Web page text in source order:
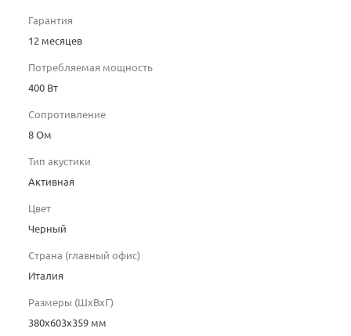
Гарантия
12 месяцев
Потребляемая мощность
400 Вт
Сопротивление
8 Ом
Тип акустики
Активная
Цвет
Черный
Страна (главный офис)
Италия
Размеры (ШхВхГ)
380x603x359 мм